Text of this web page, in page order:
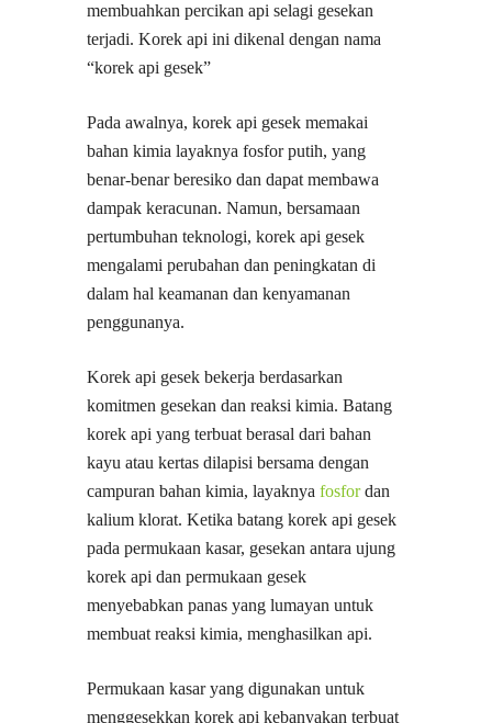
membuahkan percikan api selagi gesekan
terjadi. Korek api ini dikenal dengan nama
“korek api gesek”
Pada awalnya, korek api gesek memakai
bahan kimia layaknya fosfor putih, yang
benar-benar beresiko dan dapat membawa
dampak keracunan. Namun, bersamaan
pertumbuhan teknologi, korek api gesek
mengalami perubahan dan peningkatan di
dalam hal keamanan dan kenyamanan
penggunanya.
Korek api gesek bekerja berdasarkan
komitmen gesekan dan reaksi kimia. Batang
korek api yang terbuat berasal dari bahan
kayu atau kertas dilapisi bersama dengan
campuran bahan kimia, layaknya fosfordan
kalium klorat. Ketika batang korek api gesek
pada permukaan kasar, gesekan antara ujung
korek api dan permukaan gesek
menyebabkan panas yang lumayan untuk
membuat reaksi kimia, menghasilkan api.
Permukaan kasar yang digunakan untuk
menggesekkan korek api kebanyakan terbuat